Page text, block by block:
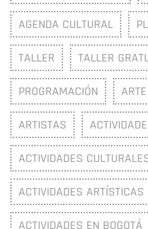
AGENDA CULTURAL
TALLER TALLER
PROGRAMACIÓN
ARTISTAS
ACTIVIDADES
ACTIVIDADES ARTÍSTICAS
ACTIVIDADES EN BOGOTÁ